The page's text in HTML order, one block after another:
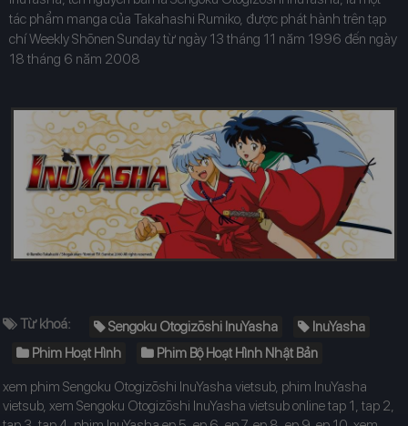
tác phẩm manga của Takahashi Rumiko, được phát hành trên tạp
chí Weekly Shōnen Sunday từ ngày 13 tháng 11 năm 1996 đến ngày
18 tháng 6 năm 2008
Từ khoá: Sengoku Otogizōshi InuYasha
InuYasha
Phim Hoạt Hình
Phim Bộ Hoạt Hình Nhật Bản
xem phim Sengoku Otogizōshi InuYasha vietsub, phim InuYasha
vietsub, xem Sengoku Otogizōshi InuYasha vietsub online tap 1, tap 2,